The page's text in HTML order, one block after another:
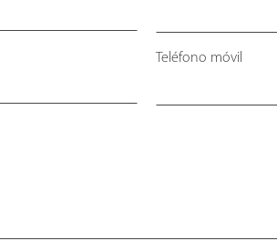
Teléfono móvil